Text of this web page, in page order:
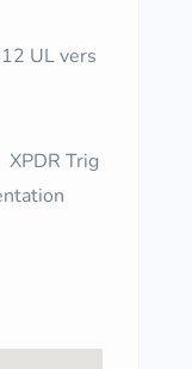
UL vers
Trig